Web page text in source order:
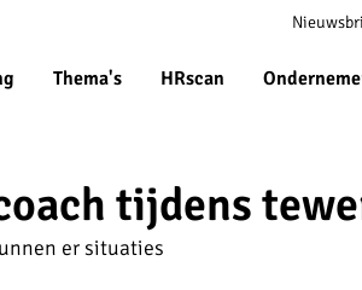
Thema's HRscan
Meta
tijdens
er situaties